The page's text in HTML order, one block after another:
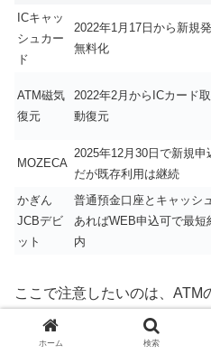
ICキャッ
シュカー
ド
2022年1月17日から新規
無料化
ATM磁気
復元
2022年2月からICカード
動復元
MOZECA
2025年12月30日で新規申
だが既存利用は継続
かぎん
JCBデビ
ット
普通預金口座とキャッシ
あればWEB申込可で最短
内
ここで注意したいのは、ATM
ャッシュカードの磁気不良対
れを消しゴムで削ってよい
ホーム 検索